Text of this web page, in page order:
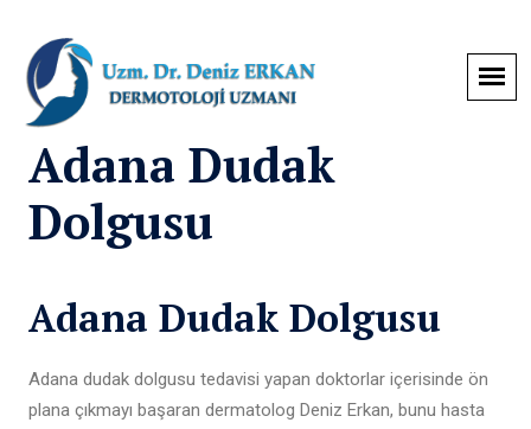
Adana Dudak
Dolgusu
Adana Dudak Dolgusu
Adana dudak dolgusu tedavisi yapan doktorlar içerisinde ön
plana çıkmayı başaran dermatolog Deniz Erkan, bunu hasta